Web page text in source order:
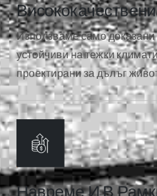
Използваме само
устойчиви на тежки
проектирани за дълъг
Навреме И В